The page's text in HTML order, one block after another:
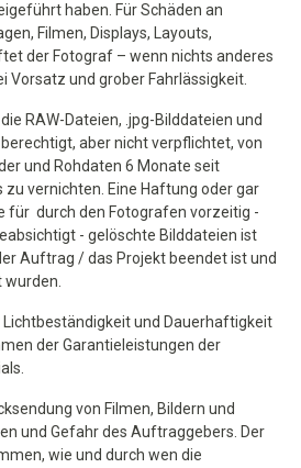
haben. Für Schäden an
Filmen, Displays, Layouts,
der Fotograf – wenn nichts anderes
Vorsatz und grober Fahrlässigkeit.
RAW-Dateien, .jpg-Bilddateien und
aber nicht verpflichtet, von
und Rohdaten 6 Monate seit
vernichten. Eine Haftung oder gar
für durch den Fotografen vorzeitig -
- gelöschte Bilddateien ist
Auftrag / das Projekt beendet ist und
wurden.
und Dauerhaftigkeit
der Garantieleistungen der
von Filmen, Bildern und
und Gefahr des Auftraggebers. Der
wie und durch wen die